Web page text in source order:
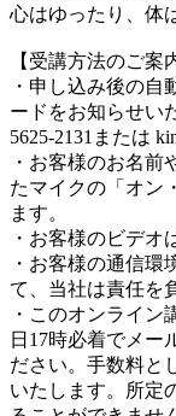
心はゆったり、体
【受講方法のご案
・申し込み後の
ードをお知らせい
5625-2131または
・お客様のお名前
たマイクの「オン
ます。
・お客様のビデオ
・お客様の通信環
て、当社は責任を
・このオンライ
日17時必着でメー
ださい。手数料と
いたします。所定